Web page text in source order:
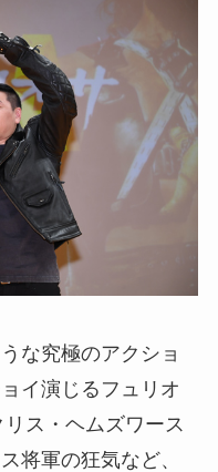
な究極のアクショ
イ演じるフュリオ
ス・ヘムズワース
将軍の狂気など、